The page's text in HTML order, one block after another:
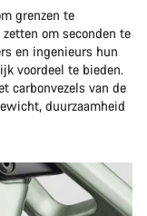
grenzen te
om seconden te
en ingenieurs hun
voordeel te bieden.
carbonvezels van de
duurzaamheid